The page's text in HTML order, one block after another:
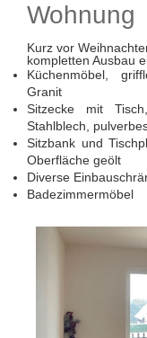
Wohnung
Kurz vor
kompletten Ausbau
Küchenmöbel,
Granit
Sitzecke mit
Stahlblech,
Sitzbank und
Oberfläche geölt
Diverse
Badezimmermöbel